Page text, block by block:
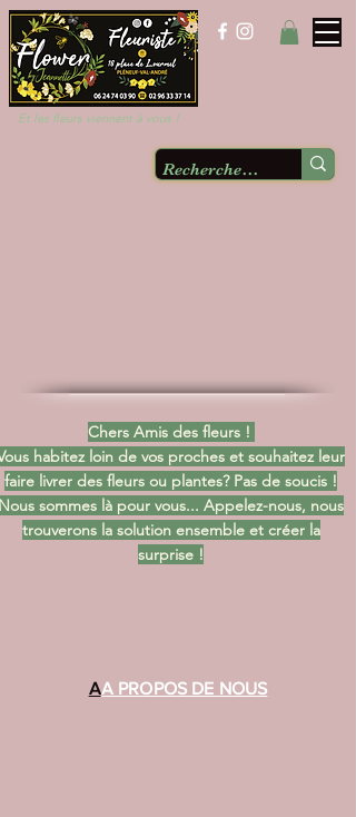
Et les fleurs viennent à vous !
Chers Amis des fleurs !
habitez loin de vos proches et souhaitez leur
faire livrer des fleurs ou plantes? Pas de soucis !
sommes là pour vous... Appelez-nous, nous
trouverons la solution ensemble et créer la
surprise !
AA PROPOS DE NOUS